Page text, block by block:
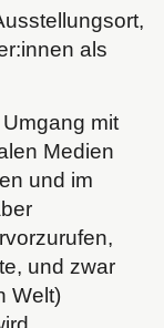
als
mit
Medien
und im
und zwar
Welt)